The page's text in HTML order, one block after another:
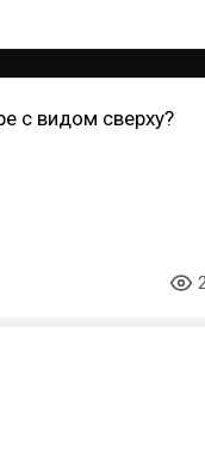
с видом сверху?